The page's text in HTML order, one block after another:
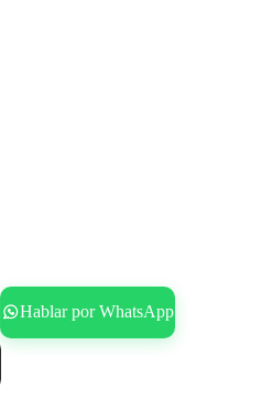
Hablar por WhatsApp